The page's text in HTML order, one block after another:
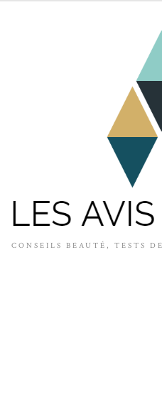
CONSEILS BEAUTÉ, TESTS